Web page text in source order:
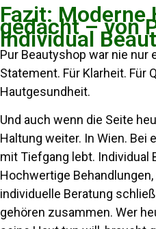
Fazit: Moderne
gedacht – von
Individual
Pur Beautyshop war nie nur
Statement. Für Klarheit. Für
Hautgesundheit.
Und auch wenn die Seite
Haltung weiter. In Wien. Bei
mit Tiefgang lebt. Individual
Hochwertige
individuelle Beratung
gehören zusammen. Wer